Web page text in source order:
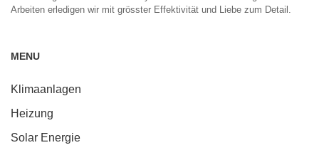
Arbeiten erledigen wir mit grösster Effektivität und Liebe zum Detail.
MENU
Klimaanlagen
Heizung
Solar Energie